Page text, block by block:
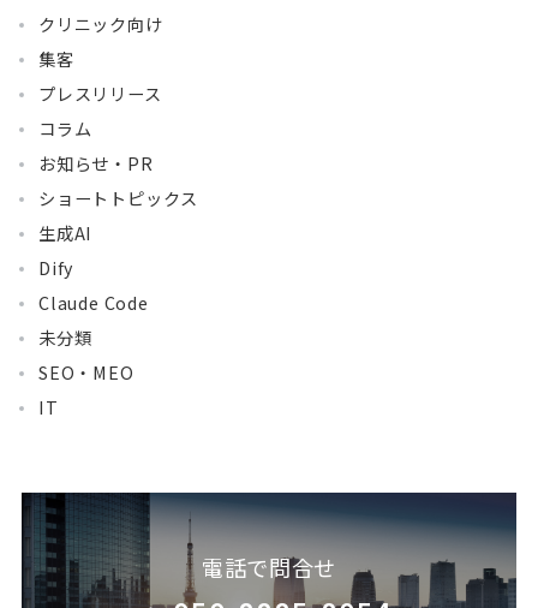
クリニック向け
集客
プレスリリース
コラム
お知らせ・PR
ショートトピックス
生成AI
Dify
Claude Code
未分類
SEO・MEO
IT
電話で問合せ